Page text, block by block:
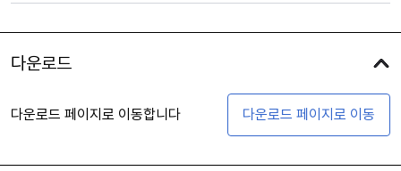
다운로드
다운로드 페이지로 이동합니다 다운로드 페이지로 이동